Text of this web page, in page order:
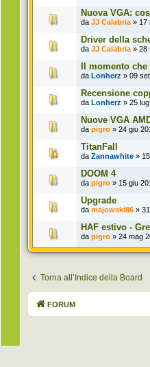
Nuova VGA:
da JJ Calabria » 17
Driver della
da JJ Calabria » 28
Il momento
da Lonherz » 09
Recensione
da Lonherz » 25
Nuove VGA
da pigro » 24 giu
TitanFall
da Zannawhite »
DOOM 4
da pigro » 15 giu
Upgrade
da majowski86 »
HAF estivo -
da pigro » 24 mag
Torna all’Indice della Board
FORUM